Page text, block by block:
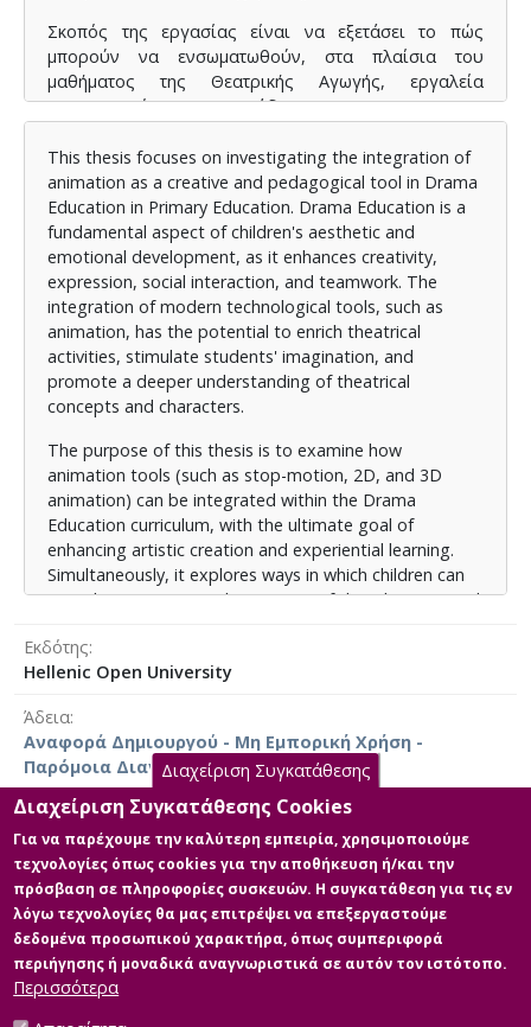
Σκοπός της εργασίας είναι να εξετάσει το πώς
μπορούν να ενσωματωθούν, στα πλαίσια του
μαθήματος της Θεατρικής Αγωγής, εργαλεία
animation (όπως για παράδειγμα το stop-motion, το
ενίσχυση της καλλιτεχνικής δημιουργίας και της
βιωματικής μάθησης. Παράλληλα, διερευνώνται
τρόποι με τους οποίους τα παιδιά μπορούν να
συμμετέχουν ενεργά στη δημιουργία ψηφιακών
ιστοριών και σκηνών, χρησιμοποιώντας τα δικά τους
μέσα έκφρασης και δημιουργίας.
Η έρευνα στηρίζεται σε θεωρητικό πλαίσιο που
συνδυάζει τη δραματική τέχνη με τις αρχές της
εκπαιδευτικής τεχνολογίας και τη δημιουργική
μάθηση. Παρουσιάζονται, επίσης, προτάσεις για
παιδαγωγικές δραστηριότητες, καθώς και κατάλληλα
ψηφιακά εργαλεία που μπορούν να αξιοποιηθούν
στην τάξη, ενθαρρύνοντας την ενεργό συμμετοχή των
μαθητών και τη σύνδεση του θεάτρου με τον ψηφιακό
κόσμο.
Το συμπέρασμα αυτής της ερευνητικής εργασίας
είναι ότι το animation μπορεί να αποτελέσει έναν
παραδοσιακή θεατρική πράξη και τις ανάγκες του
σύγχρονου μαθητή, καθιστώντας τη μάθηση πιο
This thesis focuses on investigating the integration of
animation as a creative and pedagogical tool in Drama
Education in Primary Education. Drama Education is a
fundamental aspect of children's aesthetic and
emotional development, as it enhances creativity,
expression, social interaction, and teamwork. The
integration of modern technological tools, such as
animation, has the potential to enrich theatrical
activities, stimulate students' imagination, and
promote a deeper understanding of theatrical
concepts and characters.
The purpose of this thesis is to examine how
animation tools (such as stop-motion, 2D, and 3D
animation) can be integrated within the Drama
Education curriculum, with the ultimate goal of
enhancing artistic creation and experiential learning.
Simultaneously, it explores ways in which children can
actively participate in the creation of digital stories and
creation.
combines dramatic art with the principles of
educational technology and creative learning.
Proposals for pedagogical activities, as well as suitable
digital tools that can be utilized in the classroom, are
also presented, encouraging active student
participation and the connection between theater and
the digital world.
The conclusion of this research paper is that animation
can be an effective link between traditional theater and
the needs of the modern student, making learning
more meaningful, creative, and multimodal.
Εκδότης
Hellenic Open University
Άδεια
Αναφορά Δημιουργού - Μη Εμπορική Χρήση -
Παρόμοια Διανομή 4.0 Διεθνές
Κύρια Αρχεία Διατριβής
ΒΟΥΔΟΥΡΗ_ΝΑΤΑΛΙΑ
Περιγραφή: ΒΟΥΔΟΥΡΗ-
ΔΙΠΛΩΜΑΤΙΚΗ ΕΡΓΑΣΙΑ (1).pdf
Διαχείριση Συγκατάθεσης
Διαχείριση Συγκατάθεσης Cookies
Για να παρέχουμε την καλύτερη εμπειρία, χρησιμοποιούμε
τεχνολογίες όπως cookies για την αποθήκευση ή/και την
πρόσβαση σε πληροφορίες συσκευών. Η συγκατάθεση για τις εν
λόγω τεχνολογίες θα μας επιτρέψει να επεξεργαστούμε
δεδομένα προσωπικού χαρακτήρα, όπως συμπεριφορά
περιήγησης ή μοναδικά αναγνωριστικά σε αυτόν τον ιστότοπο.
Περισσότερα